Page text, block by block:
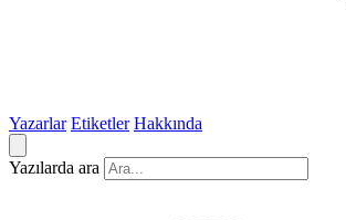
Yazarlar Etiketler Hakkında
Yazılarda ara